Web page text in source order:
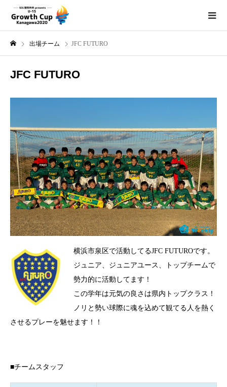
出場チーム JFC FUTURO
JFC FUTURO
横浜市泉区で活動してるJFC FUTUROです。
ジュニア、ジュニアユース、トップチームで
勢力的に活動してます！
この学年は元気の良さは県内トップクラス！
ノリと勢い球際に魂を込めて観てる人を熱く
させるプレーを魅せます！！
■チームスタッフ